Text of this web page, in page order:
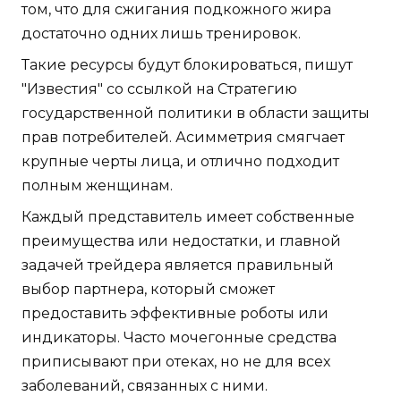
том, что для сжигания подкожного жира
достаточно одних лишь тренировок.
Такие ресурсы будут блокироваться, пишут
"Известия" со ссылкой на Стратегию
государственной политики в области защиты
прав потребителей. Асимметрия смягчает
крупные черты лица, и отлично подходит
полным женщинам.
Каждый представитель имеет собственные
преимущества или недостатки, и главной
задачей трейдера является правильный
выбор партнера, который сможет
предоставить эффективные роботы или
индикаторы. Часто мочегонные средства
приписывают при отеках, но не для всех
заболеваний, связанных с ними.